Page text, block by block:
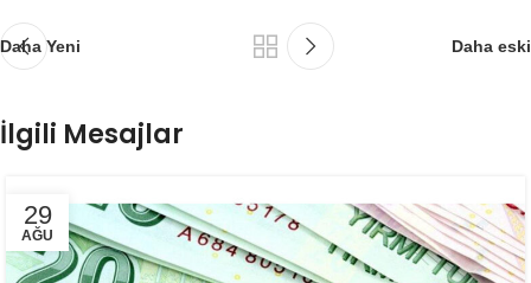
Daha Yeni Daha eski
İlgili Mesajlar
29
AĞU